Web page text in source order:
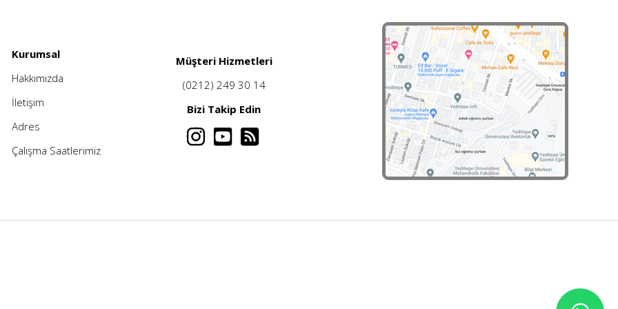
Kurumsal
Hakkımızda
İletişim
Adres
Çalışma Saatlerimiz
Müşteri Hizmetleri
(0212) 249 30 14
Bizi Takip Edin